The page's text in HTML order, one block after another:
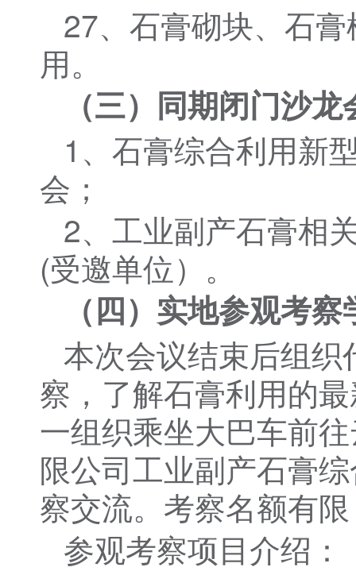
27、石膏砌块、石
用。
（三）同期闭门沙龙
1、石膏综合利用新
会；
2、工业副产石膏相
(受邀单位）。
（四）实地参观考察
本次会议结束后组
察，了解石膏利用的
一组织乘坐大巴车前
限公司工业副产石膏
察交流。考察名额有
参观考察项目介绍：